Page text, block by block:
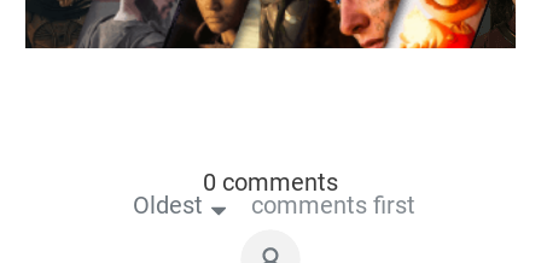
0 comments
Oldest comments first